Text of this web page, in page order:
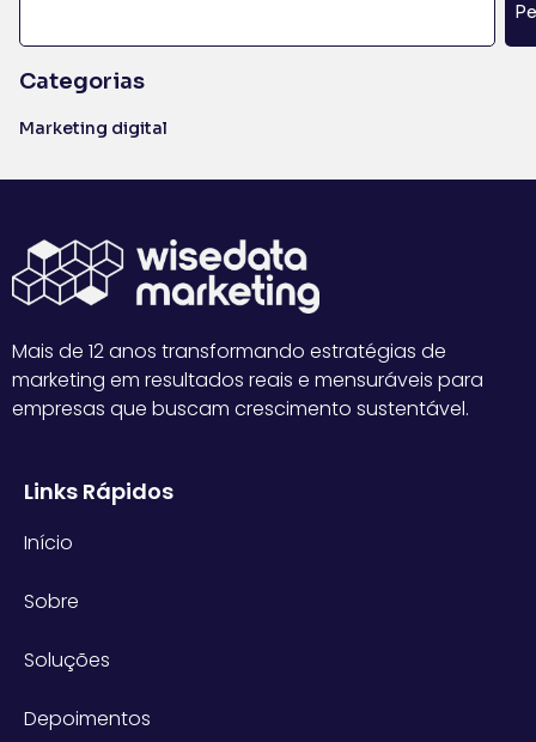
Categorias
Marketing digital
Mais de 12 anos transformando estratégias de
marketing em resultados reais e mensuráveis para
empresas que buscam crescimento sustentável.
Links Rápidos
Início
Sobre
Soluções
Depoimentos